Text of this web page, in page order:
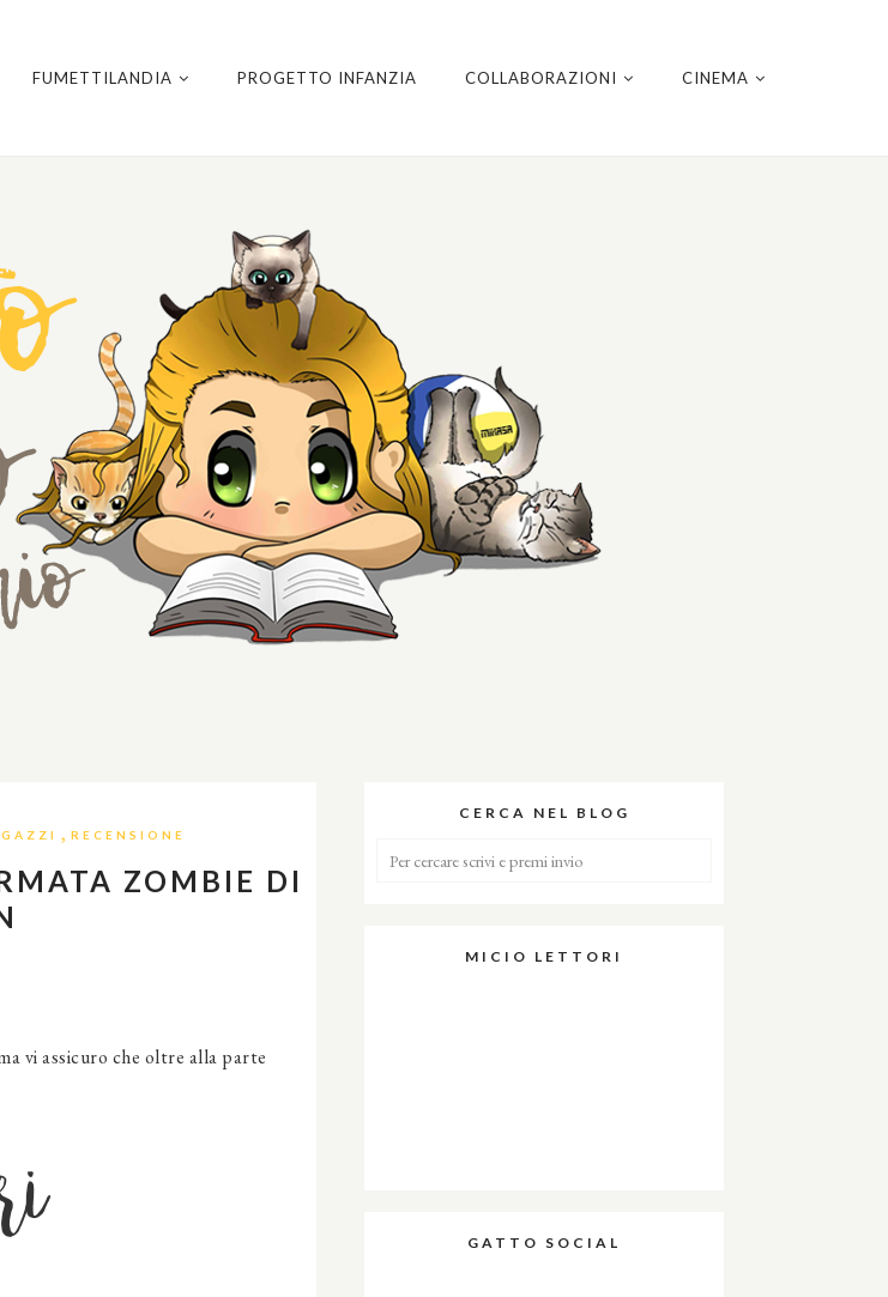
FUMETTILANDIA PROGETTO INFANZIA COLLABORAZIONI CINEMA
, RECENSIONE
ZOMBIE DI
vi assicuro che oltre alla parte
CERCA NEL BLOG
MICIO LETTORI
GATTO SOCIAL